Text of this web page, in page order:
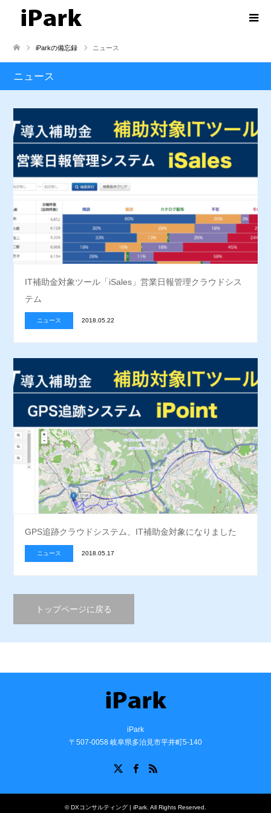
iParkの備忘録 ニュース
ニュース
IT補助金対象ツール「iSales」営業日報管理クラウドシス
テム
ニュース 2018.05.22
GPS追跡クラウドシステム、IT補助金対象になりました
ニュース 2018.05.17
トップページに戻る
iPark
〒507-0058 岐阜県多治見市平井町5-140
©DXコンサルティング | iPark. All Rights Reserved.